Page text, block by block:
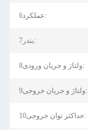
6عملکرد:
7بندر:
8ولتاژ و جریان ورودی:
9ولتاژ و جریان خروجی:
10حداکثر توان خروجی: